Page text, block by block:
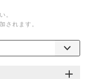
。
されます。